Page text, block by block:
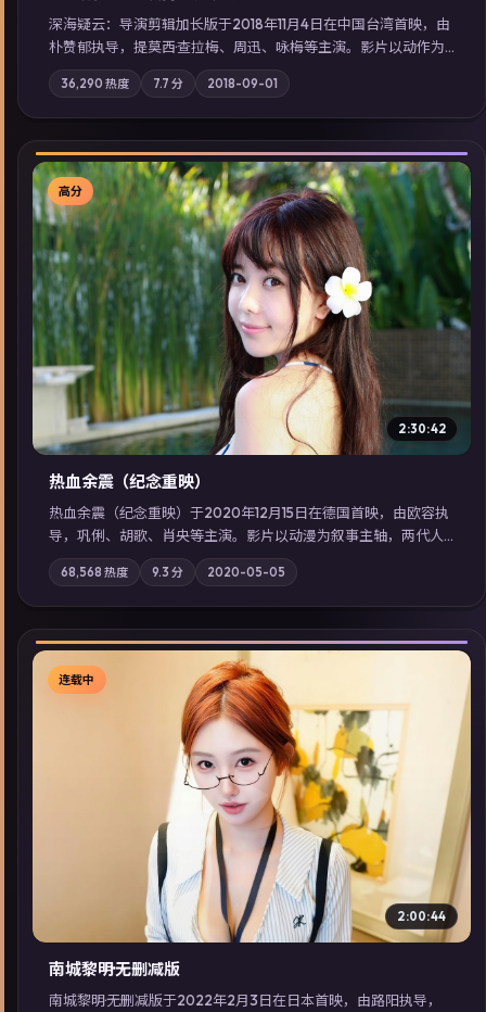
深海疑云：导演剪辑加长版于2018年11月4日在中国台湾首映，由
朴赞郁执导，提莫西·查拉梅、周迅、咏梅等主演。影片以动作为
叙事主轴，亲情与职责必须在倒计时结束前做出抉择；摄影与配
乐强化地域气质；站内亦可通过「国产免费观看高清电视剧在线
看」延展检索同类型高分佳作，畅享高清在线追剧体验。
36,290 热度 7.7 分 2018-09-01
▶
高分
2:30:42
热血余震（纪念重映）
热血余震（纪念重映）于2020年12月15日在德国首映，由欧容执
导，巩俐、胡歌、肖央等主演。影片以动漫为叙事主轴，两代人
的执念在暴风雨夜正面相撞；摄影与配乐强化地域气质；站内亦
可通过「国产免费观看高清电视剧在线看」延展检索同类型高分
佳作，畅享高清在线追剧体验。
68,568 热度 9.3 分 2020-05-05
▶
连载中
2:00:44
南城黎明·无删减版
南城黎明·无删减版于2022年2月3日在日本首映，由路阳执导，